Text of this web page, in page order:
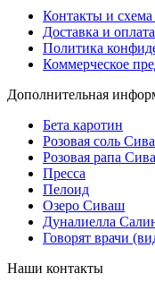
Контакты и схема
Доставка и оплата
Политика
Коммерческое
Дополнительная
Бета каротин
Розовая соль
Розовая рапа
Пресса
Пелоид
Озеро Сиваш
Дуналиелла
Говорят врачи
Наши контакты